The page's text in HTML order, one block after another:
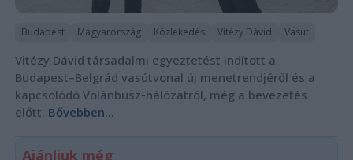
Budapest Magyarország Közlekedés Vitézy Dávid Vasút
Vitézy Dávid társadalmi egyeztetést indított a
Budapest–Belgrád vasútvonal új menetrendjéről és a
kapcsolódó Volánbusz-hálózatról, még a bevezetés
előtt. Bővebben...
Ajánljuk még